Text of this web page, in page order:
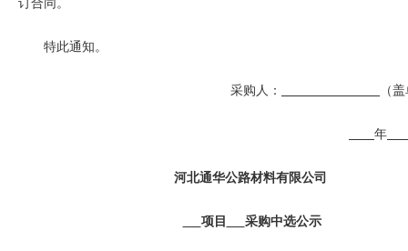
订合同。
特此通知。
采购人： （
年
河北通华公路材料有限公司
项目 采购中选公示